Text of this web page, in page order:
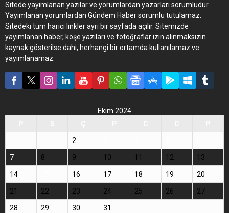
Sitede yayımlanan yazılar ve yorumlardan yazarları sorumludur.
Yayımlanan yorumlardan Gündem Haber sorumlu tutulamaz.
Sitedeki tüm harici linkler ayrı bir sayfada açılır. Sitemizde
yayımlanan haber, köşe yazıları ve fotoğraflar izin alınmaksızın
kaynak gösterilse dahi, herhangi bir ortamda kullanılamaz ve
yayımlanamaz.
Ekim 2024
2
7 8 9 10 11 12 13
14 16 17 18 19 20
21 22 23 24 25 26 27
28 29 30
31